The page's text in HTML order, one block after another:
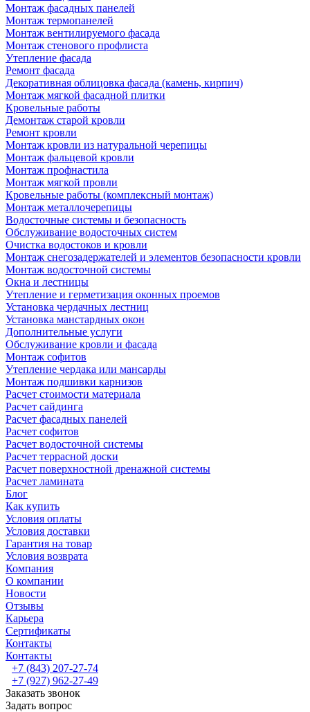
Монтаж фасадных панелей
Монтаж термопанелей
Монтаж вентилируемого фасада
Монтаж стенового профлиста
Утепление фасада
Ремонт фасада
Декоративная облицовка фасада (камень, кирпич)
Монтаж мягкой фасадной плитки
Кровельные работы
Демонтаж старой кровли
Ремонт кровли
Монтаж кровли из натуральной черепицы
Монтаж фальцевой кровли
Монтаж профнастила
Монтаж мягкой провли
Кровельные работы (комплексный монтаж)
Монтаж металлочерепицы
Водосточные системы и безопасность
Обслуживание водосточных систем
Очистка водостоков и кровли
Монтаж снегозадержателей и элементов безопасности кровли
Монтаж водосточной системы
Окна и лестницы
Утепление и герметизация оконных проемов
Установка чердачных лестниц
Установка манстардных окон
Дополнительные услуги
Обслуживание кровли и фасада
Монтаж софитов
Утепление чердака или мансарды
Монтаж подшивки карнизов
Расчет стоимости материала
Расчет сайдинга
Расчет фасадных панелей
Расчет софитов
Расчет водосточной системы
Расчет террасной доски
Расчет поверхностной дренажной системы
Расчет ламината
Блог
Как купить
Условия оплаты
Условия доставки
Гарантия на товар
Условия возврата
Компания
О компании
Новости
Отзывы
Карьера
Сертификаты
Контакты
Контакты
+7 (843) 207-27-74
+7 (927) 962-27-49
Заказать звонок
Задать вопрос